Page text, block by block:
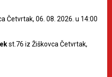
Četvrtak, 06. 08. 2026. u 14:00
st.76 iz Žiškovca Četvrtak,